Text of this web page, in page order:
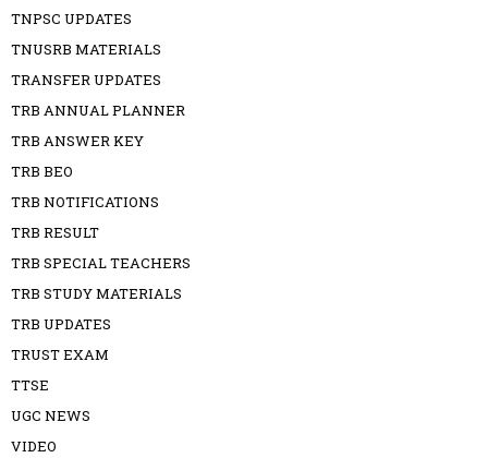
TNPSC UPDATES
TNUSRB MATERIALS
TRANSFER UPDATES
TRB ANNUAL PLANNER
TRB ANSWER KEY
TRB BEO
TRB NOTIFICATIONS
TRB RESULT
TRB SPECIAL TEACHERS
TRB STUDY MATERIALS
TRB UPDATES
TRUST EXAM
TTSE
UGC NEWS
VIDEO